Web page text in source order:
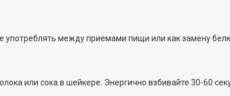
между приемами пищи или как замену
или сока в шейкере. Энергично взбивайте 30-60